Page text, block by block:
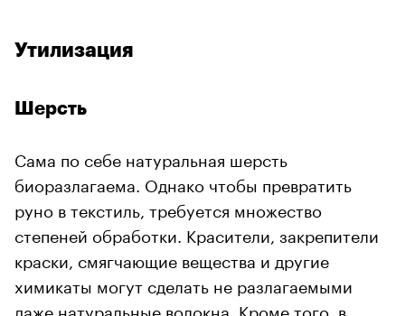
Утилизация
Шерсть
Сама по себе натуральная шерсть
биоразлагаема. Однако чтобы превратить
руно в текстиль, требуется множество
степеней обработки. Красители, закрепители
краски, смягчающие вещества и другие
химикаты могут сделать не разлагаемыми
даже натуральные волокна. Кроме того, в